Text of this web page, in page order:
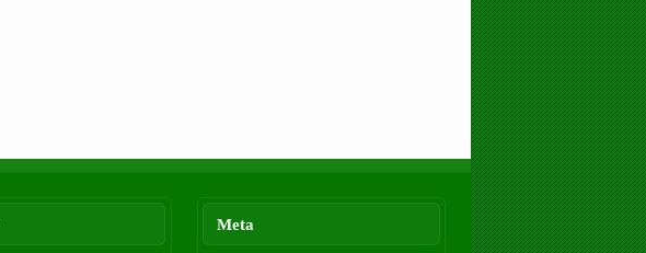
Meta